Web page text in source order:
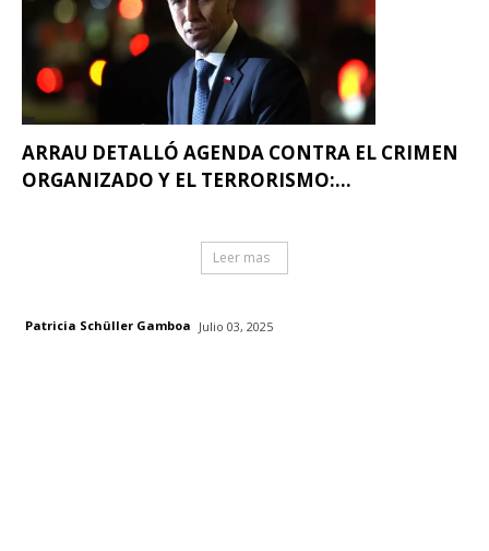
ARRAU DETALLÓ AGENDA CONTRA EL CRIMEN
ORGANIZADO Y EL TERRORISMO:...
Leer mas
Patricia Schüller Gamboa Julio 03, 2025